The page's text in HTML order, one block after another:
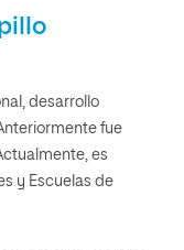
desarrollo
fue
es
y Escuelas de